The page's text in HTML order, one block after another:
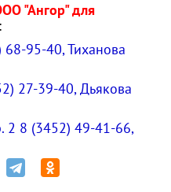
"Ангор" для
:
95-40, Тиханова
27-39-40, Дьякова
2 8 (3452) 49-41-66,